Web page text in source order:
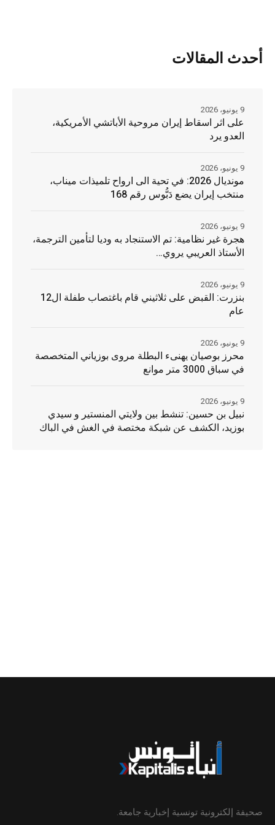
أحدث المقالات
على اثر اسقاط إيران مروحية الأباتشي الأمريكية،
العدو يرد
9 يونيو، 2026
مونديال 2026: في تحية الى ارواح تلميذات ميناب،
منتخب إيران يضع دَبُّوس رقم 168
9 يونيو، 2026
هجرة غير نظامية: تم الاستنجاد به وديا لتأمين الترجمة،
الأستاذ العريبي يروي…
9 يونيو، 2026
بنزرت: القبض على ثلاثيني قام باغتصاب طفلة ال12
عام
9 يونيو، 2026
محرز بوصيان يهنىء البطلة مروى بوزياني المتخصصة
في سباق 3000 متر موانع
9 يونيو، 2026
نبيل بن حسين: تنشط بين ولايتي المنستير و سيدي
بوزيد، الكشف عن شبكة مختصة في الغش في الباك
9 يونيو، 2026
صحيفة إلكترونية تونسية إخبارية جامعة.